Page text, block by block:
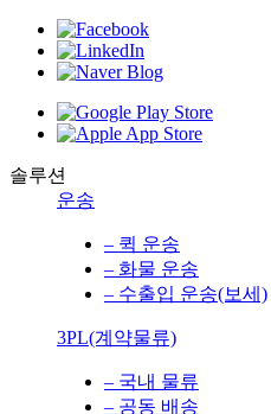
솔루션
운송
– 퀵 운송
– 화물 운송
– 수출입 운송(보세)
3PL(계약물류)
– 국내 물류
– 공동 배송